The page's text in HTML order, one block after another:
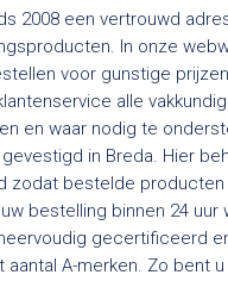
2008 een vertrouwd
In onze
voor gunstige
alle
en waar nodig te
in Breda. Hier
zodat bestelde
bestelling binnen 24 uur
gecertificeerd
A-merken. Zo bent u